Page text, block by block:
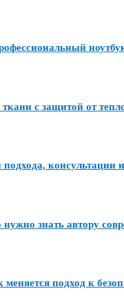
с защитой от
консультации
знать автору
подход к